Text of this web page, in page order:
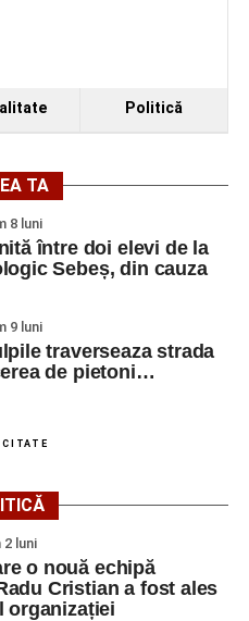
Politică
TA
8 luni
între doi elevi de la
Sebeș, din cauza
9 luni
traverseaza strada
de pietoni…
2 luni
o nouă echipă
Cristian a fost ales
organizației